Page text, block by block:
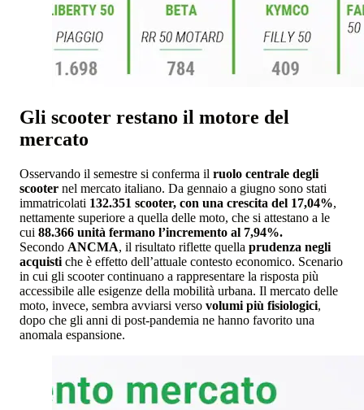
Gli scooter restano il motore del
mercato
Osservando il semestre si conferma il ruolo centrale degli
scooter nel mercato italiano. Da gennaio a giugno sono stati
immatricolati 132.351 scooter, con una crescita del 17,04%,
nettamente superiore a quella delle moto, che si attestano a le
cui 88.366 unità fermano l’incremento al 7,94%.
Secondo ANCMA, il risultato riflette quella prudenza negli
acquisti che è effetto dell’attuale contesto economico. Scenario
in cui gli scooter continuano a rappresentare la risposta più
accessibile alle esigenze della mobilità urbana. Il mercato delle
moto, invece, sembra avviarsi verso volumi più fisiologici,
dopo che gli anni di post-pandemia ne hanno favorito una
anomala espansione.